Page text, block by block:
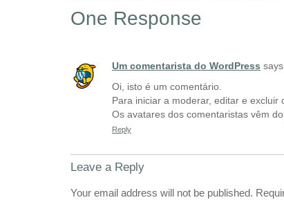
One Response
Um comentarista do WordPress
Oi, isto é um comentário.
Para iniciar a moderar, editar e
Os avatares dos comentaristas vêm do
Reply
Leave a Reply
Your email address will not be published.